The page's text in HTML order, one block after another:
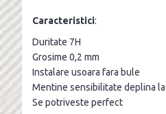
Caracteristici:
Duritate 7H
Grosime 0,2 mm
Instalare usoara fara bule
Mentine sensibilitate deplina
Se potriveste perfect